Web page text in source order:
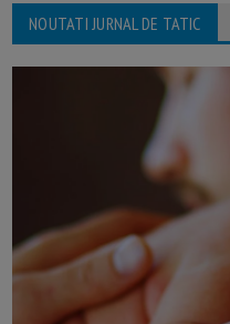
NOUTATI JURNAL DE TATIC